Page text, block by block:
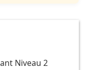
Niveau 2